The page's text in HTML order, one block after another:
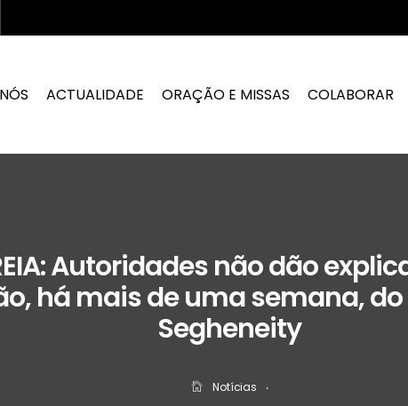
ACTUALIDADE ORAÇÃO E MISSAS COLABORAR
Autoridades não dão
há mais de uma semana, do
Segheneity
Notícias ‧